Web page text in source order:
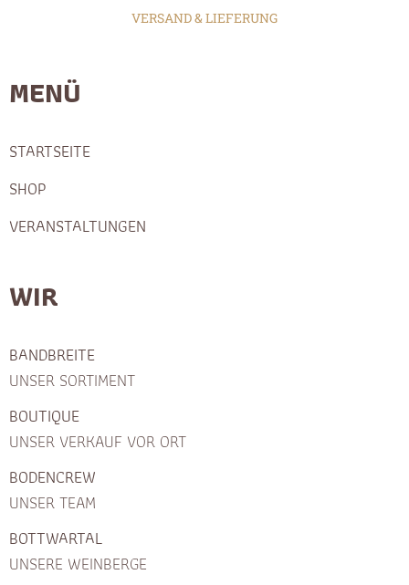
VERSAND & LIEFERUNG
MENÜ
STARTSEITE
SHOP
VERANSTALTUNGEN
WIR
BANDBREITE
UNSER SORTIMENT
BOUTIQUE
UNSER VERKAUF VOR ORT
BODENCREW
UNSER TEAM
BOTTWARTAL
UNSERE WEINBERGE